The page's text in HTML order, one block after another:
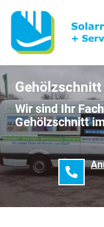
Wir sind Ihr
Gehölzschnitt